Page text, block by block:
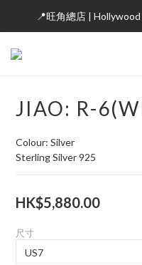
📍旺角總店 |
JIAO: R-
Colour: Silver
Sterling Silver 925
HK$5,880.00
尺寸